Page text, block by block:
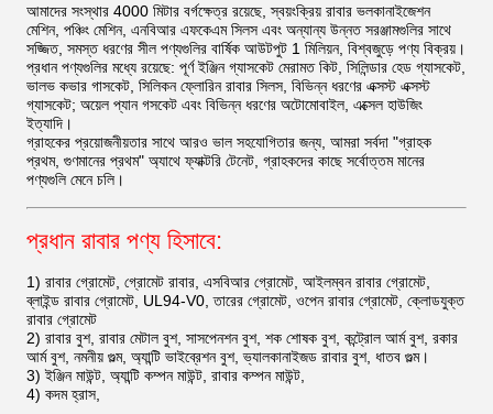
আমাদের সংস্থার 4000 মিটার বর্গক্ষেত্র রয়েছে, স্বয়ংক্রিয় রাবার ভলকানাইজেশন
মেশিন, পঞ্চিং মেশিন, এনবিআর এফকেএম সিলস এবং অন্যান্য উন্নত সরঞ্জামগুলির সাথে
সজ্জিত, সমস্ত ধরণের সীল পণ্যগুলির বার্ষিক আউটপুট 1 মিলিয়ন, বিশ্বজুড়ে পণ্য বিক্রয়।
প্রধান পণ্যগুলির মধ্যে রয়েছে: পূর্ণ ইঞ্জিন গ্যাসকেট মেরামত কিট, সিলিন্ডার হেড গ্যাসকেট,
ভালভ কভার গাসকেট, সিলিকন ফ্লোরিন রাবার সিলস, বিভিন্ন ধরণের এক্সস্ট এক্সস্ট
গ্যাসকেট; অয়েল প্যান গসকেট এবং বিভিন্ন ধরণের অটোমোবাইল, এক্সেল হাউজিং
ইত্যাদি।
গ্রাহকের প্রয়োজনীয়তার সাথে আরও ভাল সহযোগিতার জন্য, আমরা সর্বদা "গ্রাহক
প্রথম, গুণমানের প্রথম" অ্যাথে ফ্যাক্টরি টেনেট, গ্রাহকদের কাছে সর্বোত্তম মানের
পণ্যগুলি মেনে চলি।
প্রধান রাবার পণ্য হিসাবে:
1) রাবার গ্রোমেট, গ্রোমেট রাবার, এসবিআর গ্রোমেট, আইলম্বন রাবার গ্রোমেট,
ব্লাইন্ড রাবার গ্রোমেট, UL94-V0, তারের গ্রোমেট, ওপেন রাবার গ্রোমেট, ক্লোডযুক্ত
রাবার গ্রোমেট
2) রাবার বুশ, রাবার মেটাল বুশ, সাসপেনশন বুশ, শক শোষক বুশ, কন্ট্রোল আর্ম বুশ, রকার
আর্ম বুশ, নমনীয় গুল্ম, অ্যান্টি ভাইব্রেশন বুশ, ভ্যালকানাইজড রাবার বুশ, ধাতব গুল্ম।
3) ইঞ্জিন মাউন্ট, অ্যান্টি কম্পন মাউন্ট, রাবার কম্পন মাউন্ট,
4) কদম হ্রাস,